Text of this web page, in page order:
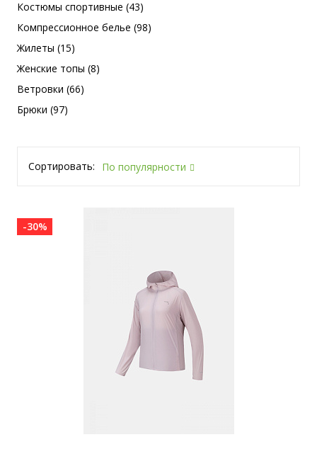
Костюмы спортивные (43)
Компрессионное белье (98)
Жилеты (15)
Женские топы (8)
Ветровки (66)
Брюки (97)
Сортировать: По популярности
-30%